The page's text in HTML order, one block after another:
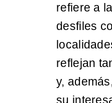
refiere a
desfiles
reflejan
y,
su